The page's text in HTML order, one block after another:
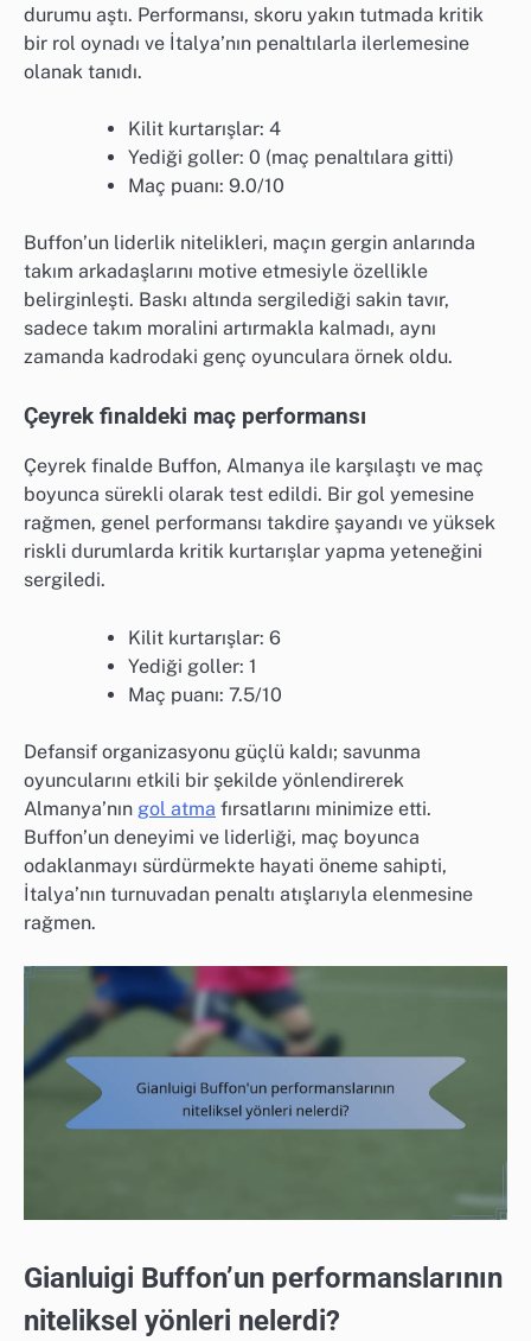
durumu aştı. Performansı, skoru yakın tutmada kritik
bir rol oynadı ve İtalya’nın penaltılarla ilerlemesine
olanak tanıdı.
Kilit kurtarışlar: 4
Yediği goller: 0 (maç penaltılara gitti)
Maç puanı: 9.0/10
Buffon’un liderlik nitelikleri, maçın gergin anlarında
takım arkadaşlarını motive etmesiyle özellikle
belirginleşti. Baskı altında sergilediği sakin tavır,
sadece takım moralini artırmakla kalmadı, aynı
zamanda kadrodaki genç oyunculara örnek oldu.
Çeyrek finaldeki maç performansı
Çeyrek finalde Buffon, Almanya ile karşılaştı ve maç
boyunca sürekli olarak test edildi. Bir gol yemesine
rağmen, genel performansı takdire şayandı ve yüksek
riskli durumlarda kritik kurtarışlar yapma yeteneğini
sergiledi.
Kilit kurtarışlar: 6
Yediği goller: 1
Maç puanı: 7.5/10
Defansif organizasyonu güçlü kaldı; savunma
oyuncularını etkili bir şekilde yönlendirerek
Almanya’nın gol atma fırsatlarını minimize etti.
Buffon’un deneyimi ve liderliği, maç boyunca
odaklanmayı sürdürmekte hayati öneme sahipti,
İtalya’nın turnuvadan penaltı atışlarıyla elenmesine
rağmen.
Gianluigi Buffon’un performanslarının
niteliksel yönleri nelerdi?